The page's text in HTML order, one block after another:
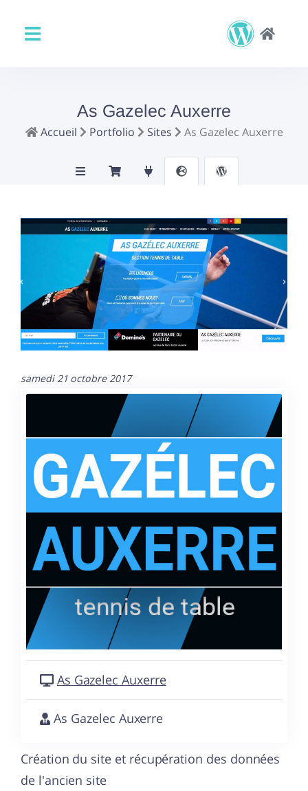
As Gazelec Auxerre
Accueil Portfolio Sites As Gazelec Auxerre
samedi 21 octobre 2017
As Gazelec Auxerre
As Gazelec Auxerre
Création du site et récupération des données
de l'ancien site